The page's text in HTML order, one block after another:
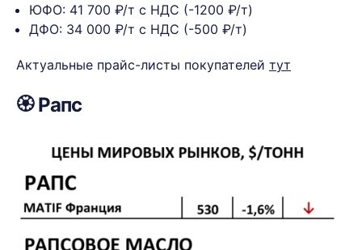
ЮФО: 41 700 ₽/т с НДС (-1200 ₽/т)
ДФО: 34 000 ₽/т с НДС (-500 ₽/т)
Актуальные прайс-листы покупателей тут
🏵️ Рапс